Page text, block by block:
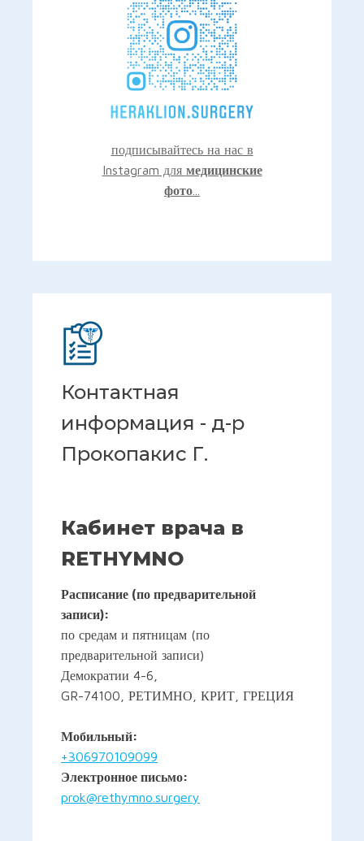
подписывайтесь на нас в
Instagram для медицинские
фото
Контактная
информация - д-р
Прокопакис Г.
Кабинет врача в
RETHYMNO
Расписание (по предварительной
записи):
по средам и пятницам (по
предварительной записи)
Демократии 4-6,
GR-74100, РЕТИМНО, КРИТ, ГРЕЦИЯ
Мобильный:
+306970109099
Электронное письмо:
prok@rethymno.surgery